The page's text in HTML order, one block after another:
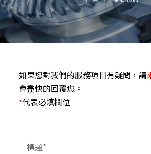
如果您對我們的服務項目有疑問，請
會盡快的回覆您。
*代表必填欄位